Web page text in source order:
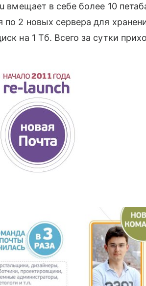
вмещает в себе более 10
по 2 новых сервера для
на 1 Тб. Всего за сутки